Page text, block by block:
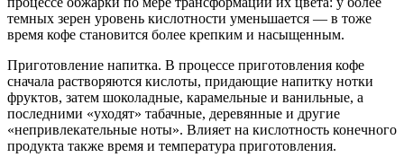
темных зерен уровень кислотности уменьшается — в тоже
время кофе становится более крепким и насыщенным.
Приготовление напитка. В процессе приготовления кофе
сначала растворяются кислоты, придающие напитку нотки
фруктов, затем шоколадные, карамельные и ванильные, а
последними «уходят» табачные, деревянные и другие
«непривлекательные ноты». Влияет на кислотность конечного
продукта также время и температура приготовления.